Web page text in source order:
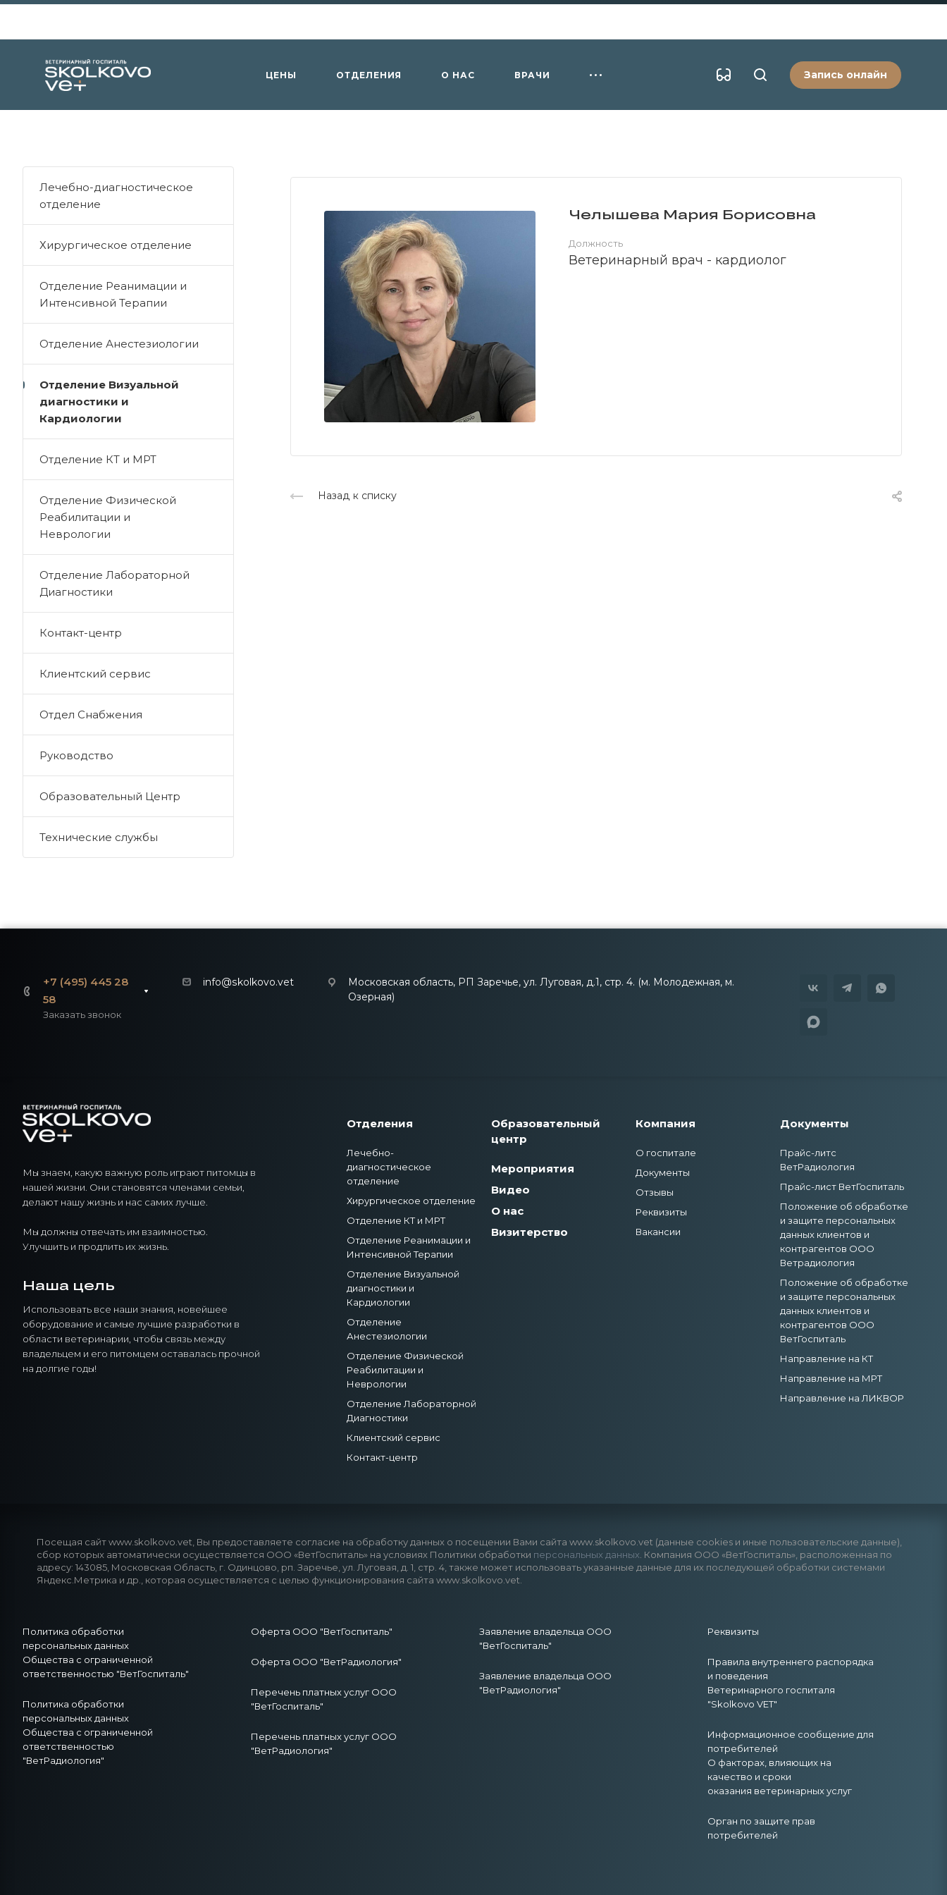
ЦЕНЫ ОТДЕЛЕНИЯ О НАС ВРАЧИ Запись онлайн
Челышева Мария Борисовна
Должность
Ветеринарный врач - кардиолог
Назад к списку
Лечебно-диагностическое
отделение
Хирургическое отделение
Отделение Реанимации и
Интенсивной Терапии
Отделение Анестезиологии
Отделение Визуальной
диагностики и
Кардиологии
Отделение КТ и МРТ
Отделение Физической
Реабилитации и
Неврологии
Отделение Лабораторной
Диагностики
Контакт-центр
Клиентский сервис
Отдел Снабжения
Руководство
Образовательный Центр
Технические службы
+7 (495) 445 28
58
Заказать звонок
info@skolkovo.vet
Московская область, РП Заречье, ул. Луговая, д.1, стр. 4. (м. Молодежная, м.
Озерная)
Мы знаем, какую важную роль играют питомцы в
нашей жизни. Они становятся членами семьи,
делают нашу жизнь и нас самих лучше.
Мы должны отвечать им взаимностью.
Улучшить и продлить их жизнь.
Наша цель
Использовать все наши знания, новейшее
оборудование и самые лучшие разработки в
области ветеринарии, чтобы связь между
владельцем и его питомцем оставалась прочной
на долгие годы!
Отделения
Лечебно-
диагностическое
отделение
Хирургическое отделение
Отделение КТ и МРТ
Отделение Реанимации и
Интенсивной Терапии
Отделение Визуальной
диагностики и
Кардиологии
Отделение
Анестезиологии
Отделение Физической
Реабилитации и
Неврологии
Отделение Лабораторной
Диагностики
Клиентский сервис
Контакт-центр
Образовательный
центр
Мероприятия
Видео
О нас
Визитерство
Компания
О госпитале
Документы
Отзывы
Реквизиты
Вакансии
Документы
Прайс-литс
ВетРадиология
Прайс-лист ВетГоспиталь
Положение об обработке
и защите персональных
данных клиентов и
контрагентов ООО
Ветрадиология
Положение об обработке
и защите персональных
данных клиентов и
контрагентов ООО
ВетГоспиталь
Направление на КТ
Направление на МРТ
Направление на ЛИКВОР
Посещая сайт www.skolkovo.vet, Вы предоставляете согласие на обработку данных о посещении Вами сайта www.skolkovo.vet (данные cookies и иные пользовательские данные),
сбор которых автоматически осуществляется ООО «ВетГоспиталь» на условиях Политики обработки персональных данных . Компания ООО «ВетГоспиталь», расположенная по
адресу: 143085, Московская Область, г. Одинцово, рп. Заречье, ул. Луговая, д. 1, стр. 4, также может использовать указанные данные для их последующей обработки системами
Яндекс.Метрика и др., которая осуществляется с целью функционирования сайта www.skolkovo.vet.
Политика обработки
персональных данных
Общества с ограниченной
ответственностью "ВетГоспиталь"
Политика обработки
персональных данных
Общества с ограниченной
ответственностью
"ВетРадиология"
Оферта ООО "ВетГоспиталь"
Оферта ООО "ВетРадиология"
Перечень платных услуг ООО
"ВетГоспиталь"
Перечень платных услуг ООО
"ВетРадиология"
Заявление владельца ООО
"ВетГоспиталь"
Заявление владельца ООО
"ВетРадиология"
Реквизиты
Правила внутреннего распорядка
и поведения
Ветеринарного госпиталя
"Skolkovo VET"
Информационное сообщение для
потребителей
О факторах, влияющих на
качество и сроки
оказания ветеринарных услуг
Орган по защите прав
потребителей